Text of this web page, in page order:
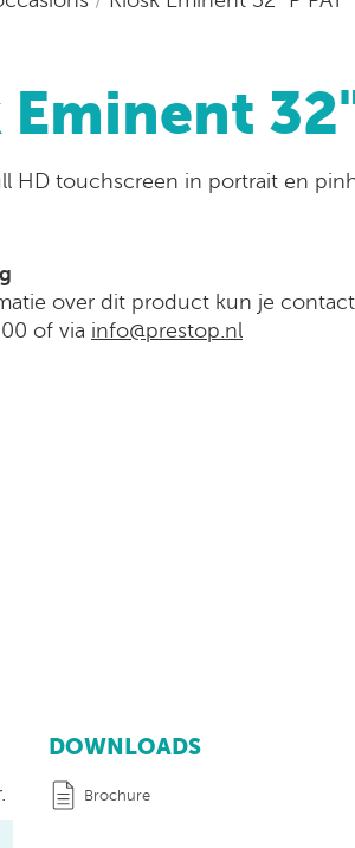
HD touchscreen in portrait en
over dit product kun je
of via info@prestop.nl
DOWNLOADS
Brochure